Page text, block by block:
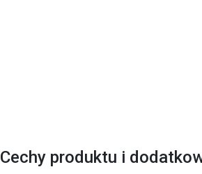
Cechy produktu i